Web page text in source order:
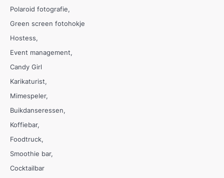
Polaroid fotografie
Green screen fotohokje
Hostess
Event management
Candy Girl
Karikaturist
Mimespeler
Buikdanseressen
Koffiebar
Foodtruck
Smoothie bar
Cocktailbar